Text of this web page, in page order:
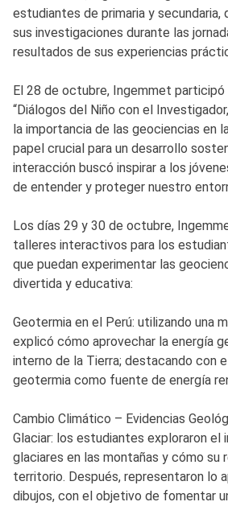
estudiantes de primaria y secundaria,
sus investigaciones durante las
resultados de sus experiencias
El 28 de octubre, Ingemmet
“Diálogos del Niño con el
la importancia de las geociencias en
papel crucial para un desarrollo
interacción buscó inspirar a los
de entender y proteger nuestro
Los días 29 y 30 de octubre,
talleres interactivos para los
que puedan experimentar las
divertida y educativa:
Geotermia en el Perú: utilizando una
explicó cómo aprovechar la energía
interno de la Tierra; destacando con
geotermia como fuente de energía
Cambio Climático – Evidencias
Glaciar: los estudiantes exploraron el
glaciares en las montañas y cómo
territorio. Después, representaron lo
dibujos, con el objetivo de fomentar